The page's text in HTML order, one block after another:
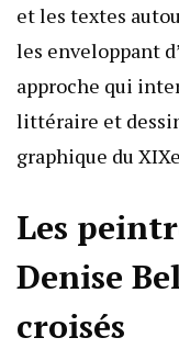
et les textes
les enveloppant
approche qui
littéraire et
graphique du
Les
Denise
croisés